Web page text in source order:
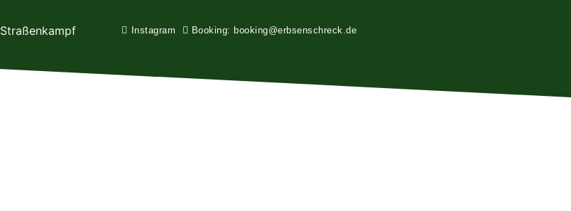
Straßenkampf Instagram Booking: booking@erbsenschreck.de